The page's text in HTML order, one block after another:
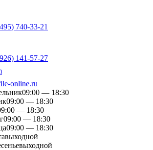
740-33-21
141-57-27
online.ru
09:00 — 18:30
09:00 — 18:30
— 18:30
09:00 — 18:30
09:00 — 18:30
выходной
выходной